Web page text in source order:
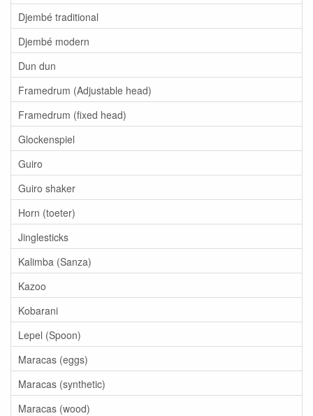
Djembé traditional
Djembé modern
Dun dun
Framedrum (Adjustable head)
Framedrum (fixed head)
Glockenspiel
Guiro
Guiro shaker
Horn (toeter)
Jinglesticks
Kalimba (Sanza)
Kazoo
Kobarani
Lepel (Spoon)
Maracas (eggs)
Maracas (synthetic)
Maracas (wood)